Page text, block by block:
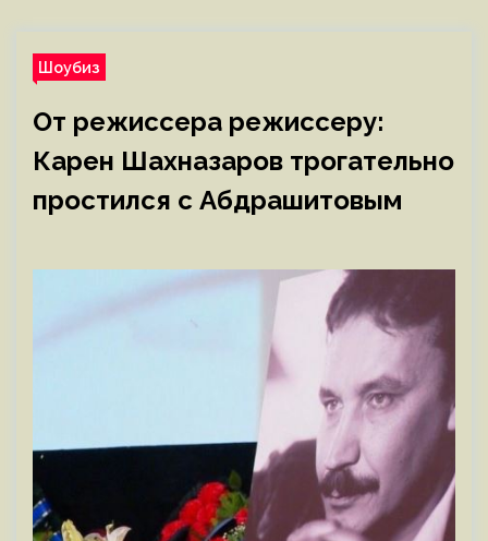
Шоубиз
От режиссера режиссеру:
Карен Шахназаров трогательно
простился с Абдрашитовым